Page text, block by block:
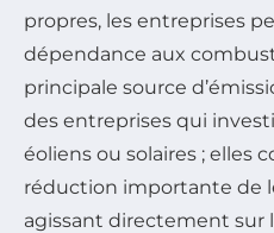
propres, les entreprises
dépendance aux
principale source
des entreprises qui
éoliens ou solaires ; elles
réduction importante de
agissant directement sur